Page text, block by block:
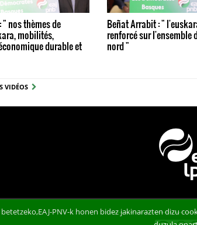
nos thèmes de
mobilités,
durable et
Beñat Arrabit : "
renforcé sur l'ensemble
nord "
VIDÉOS
PNV-k honen bidez jakinarazten dizu